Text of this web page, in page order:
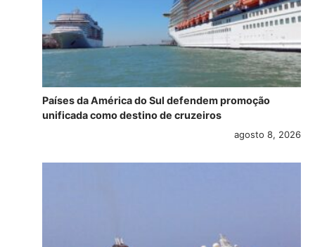
Países da América do Sul defendem promoção
unificada como destino de cruzeiros
agosto 8, 2026